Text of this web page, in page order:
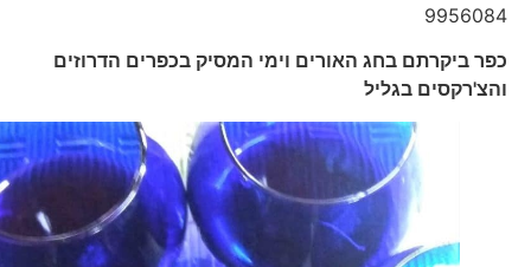
9956084
כפר ביקרתם בחג האורים וימי המסיק בכפרים הדרוזים
והצ'רקסים בגליל